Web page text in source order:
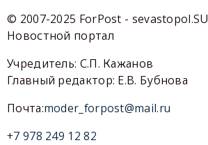
© 2007-2025 ForPost - sevastopol.SU
Новостной портал
Учредитель: С.П. Кажанов
Главный редактор: Е.В. Бубнова
Почта:moder_forpost@mail.ru
+7 978 249 12 82